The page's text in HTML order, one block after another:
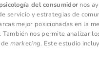
psicología del consumidor nos
servicio y estrategias de
mejor posicionadas en la
También nos permite analizar
marketing. Este estudio